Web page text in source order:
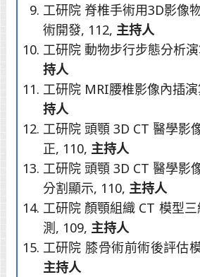
工研院 脊椎手術用3D影像
術開發, 112, 主持人
工研院 動物步行步態分析
持人
工研院 MRI腰椎影像內插
持人
工研院 頭顎 3D CT 醫學影
正, 110, 主持人
工研院 頭顎 3D CT 醫學影
分割顯示, 110, 主持人
工研院 顏顎組織 CT 模型
測, 109, 主持人
工研院 膝骨術前術後評估
主持人